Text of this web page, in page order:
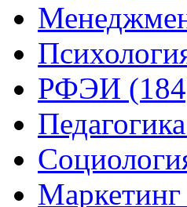
РФЭИ